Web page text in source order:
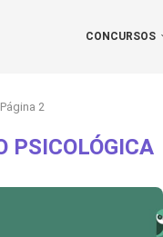
CONCURSOS
Página 2
PSICOLÓGICA